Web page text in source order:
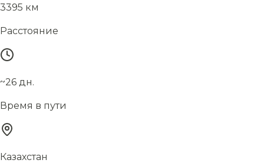
3395 км
Расстояние
~26 дн.
Время в пути
Казахстан